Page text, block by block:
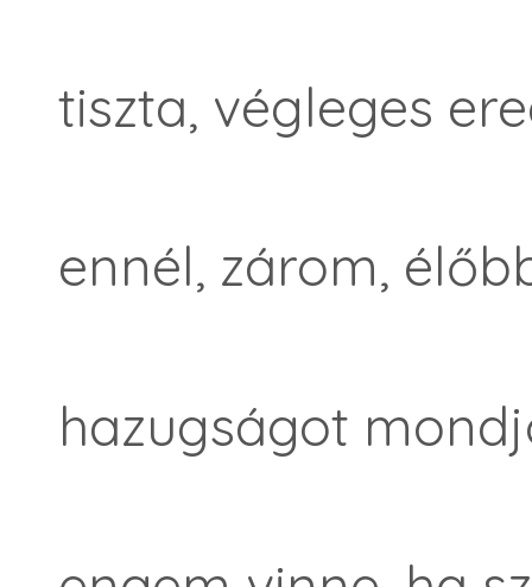
tiszta, végleges
ennél, zárom,
hazugságot